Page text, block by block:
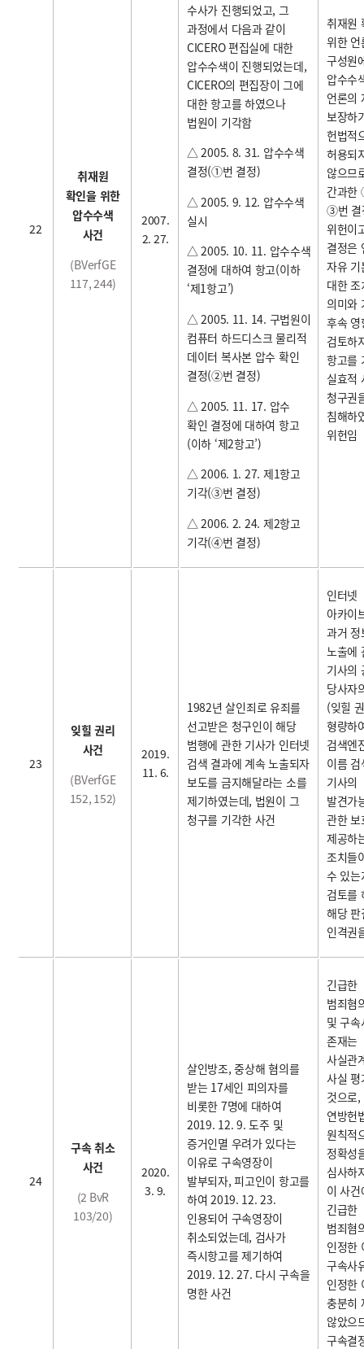
22
취재원
확인을 위한
압수수색
사건
(BVerfGE
117, 244)
2007.
2. 27.
수사가 진행되었고, 그
과정에서 다음과 같이
CICERO 편집실에 대한
압수수색이 진행되었는데,
CICERO의 편집장이 그에
대한 항고를 하였으나
법원이 기각함
△ 2005. 8. 31. 압수수색
결정(①번 결정)
△ 2005. 9. 12. 압수수색
실시
△ 2005. 10. 11. 압수수색
결정에 대하여 항고(이하
‘제1항고’)
△ 2005. 11. 14. 구법원이
컴퓨터 하드디스크 물리적
데이터 복사본 압수 확인
결정(②번 결정)
△ 2005. 11. 17. 압수
확인 결정에 대하여 항고
(이하 ‘제2항고’)
△ 2006. 1. 27. 제1항고
기각(③번 결정)
△ 2006. 2. 24. 제2항고
기각(④번 결정)
취재원
위한 언
구성원
압수수
언론의
보장하
헌법적
허용되
않으므
간과
③번 결
위헌이
결정은
자유 기
대한 조
의미와
후속 영
검토하
항고를
실효적
청구권
침해하
위헌임
23
잊힐 권리
사건
(BVerfGE
152, 152)
2019.
11. 6.
1982년 살인죄로 유죄를
선고받은 청구인이 해당
범행에 관한 기사가 인터넷
검색 결과에 계속 노출되자
보도를 금지해달라는 소를
제기하였는데, 법원이 그
청구를 기각한 사건
인터넷
아카이
과거 정
노출에
기사의
당사자
(잊힐
형량하
검색엔
이름
기사의
발견가
관한 보
제공하
조치들
수 있는
검토를
해당 판
인격권
24
구속 취소
사건
(2 BvR
103/20)
2020.
3. 9.
살인방조, 중상해 혐의를
받는 17세인 피의자를
비롯한 7명에 대하여
2019. 12. 9. 도주 및
증거인멸 우려가 있다는
이유로 구속영장이
발부되자, 피고인이 항고를
하여 2019. 12. 23.
인용되어 구속영장이
취소되었는데, 검사가
즉시항고를 제기하여
2019. 12. 27. 다시 구속을
명한 사건
긴급한
범죄혐
및 구
존재는
사실관
사실 평
것으로,
연방헌
원칙적
정확성
심사하
이 사
긴급한
범죄혐
인정한
구속사
인정한
충분히
않았으
구속결